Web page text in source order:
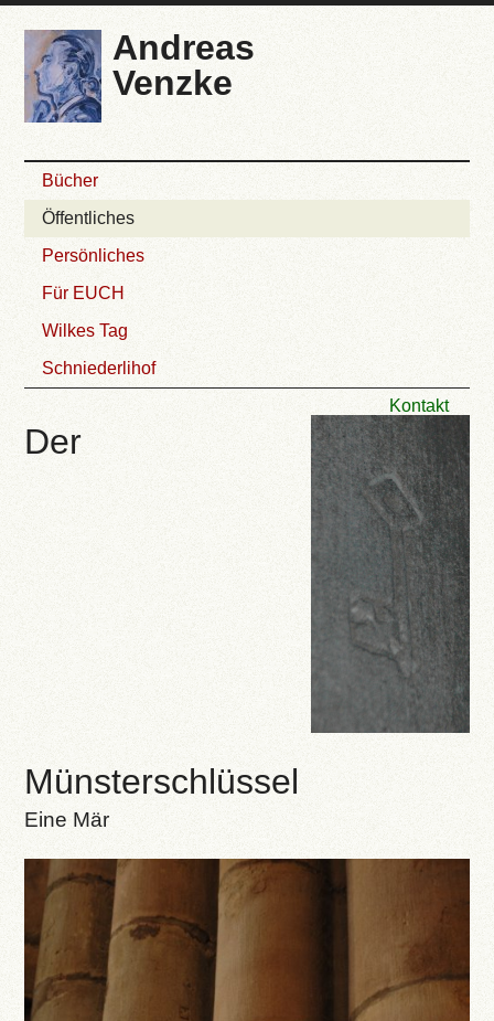
Andreas
Venzke
Bücher
Öffentliches
Persönliches
Für EUCH
Wilkes Tag
Schniederlihof
Kontakt
Der
Münsterschlüssel
Eine Mär